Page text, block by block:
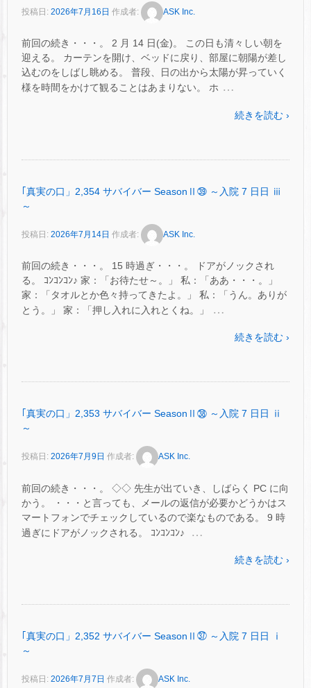
投稿日: 2026年7月16日 作成者: ASK Inc.
前回の続き・・・。 2 月 14 日(金)。 この日も清々しい朝を
迎える。 カーテンを開け、ベッドに戻り、部屋に朝陽が差し
込むのをしばし眺める。 普段、日の出から太陽が昇っていく
様を時間をかけて観ることはあまりない。 ホ …
続きを読む ›
｢真実の口」2,354 サバイバー SeasonⅡ㊴ ～入院 7 日日 ⅲ
～
投稿日: 2026年7月14日 作成者: ASK Inc.
前回の続き・・・。 15 時過ぎ・・・。 ドアがノックされ
る。 ｺﾝｺﾝｺﾝ♪ 家：「お待たせ～。」 私：「ああ・・・。」
家：「タオルとか色々持ってきたよ。」 私：「うん。ありが
とう。」 家：「押し入れに入れとくね。」
…
続きを読む ›
｢真実の口」2,353 サバイバー SeasonⅡ㊳ ～入院 7 日日 ⅱ
～
投稿日: 2026年7月9日 作成者: ASK Inc.
前回の続き・・・。 ◇◇ 先生が出ていき、しばらく PC に向
かう。 ・・・と言っても、メールの返信が必要かどうかはス
マートフォンでチェックしているので楽なものである。 9 時
過ぎにドアがノックされる。 ｺﾝｺﾝｺﾝ♪
…
続きを読む ›
｢真実の口」2,352 サバイバー SeasonⅡ㊲ ～入院 7 日日 ⅰ
～
投稿日: 2026年7月7日 作成者: ASK Inc.